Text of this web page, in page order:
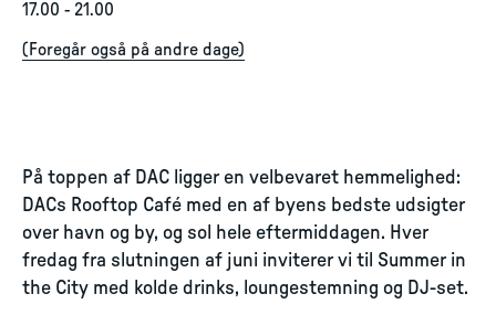
17.00 - 21.00
( Foregår også på andre dage)
På toppen af DAC ligger en velbevaret hemmelighed:
DACs Rooftop Café med en af byens bedste udsigter
over havn og by, og sol hele eftermiddagen. Hver
fredag fra slutningen af juni inviterer vi til Summer in
the City med kolde drinks, loungestemning og DJ-set.